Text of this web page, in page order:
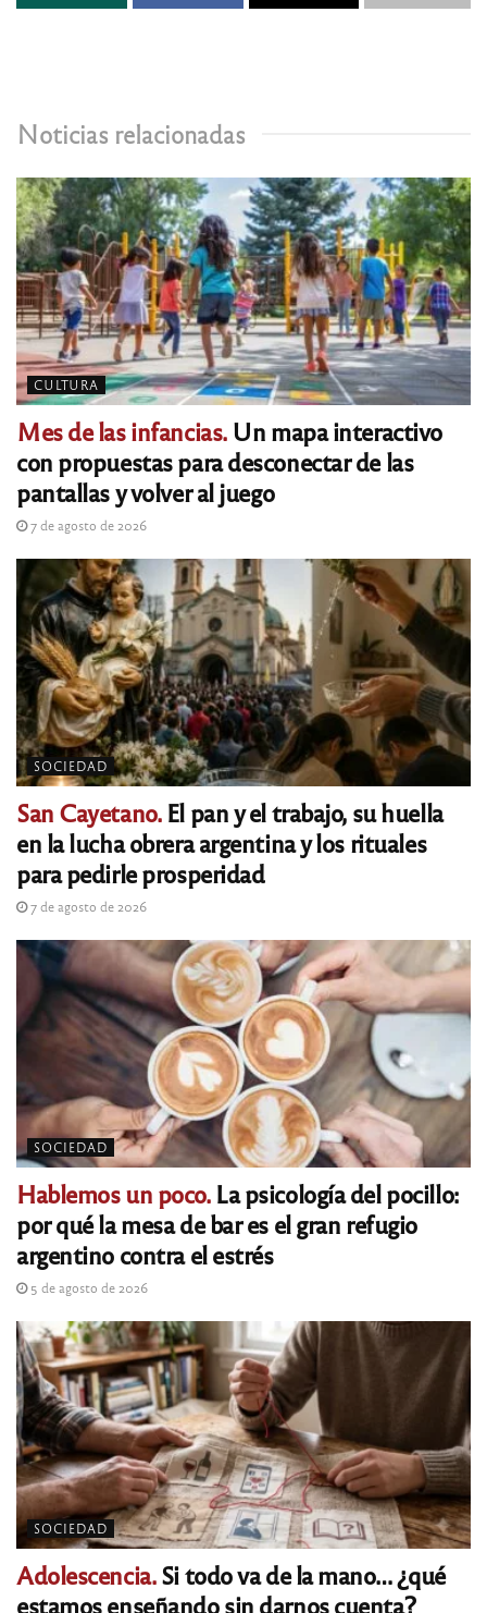
Noticias relacionadas
CULTURA
Mes de las infancias.Un mapa interactivo
con propuestas para desconectar de las
pantallas y volver al juego
7 de agosto de 2026
SOCIEDAD
San Cayetano.El pan y el trabajo, su huella
en la lucha obrera argentina y los rituales
para pedirle prosperidad
7 de agosto de 2026
SOCIEDAD
Hablemos un poco.La psicología del pocillo:
por qué la mesa de bar es el gran refugio
argentino contra el estrés
5 de agosto de 2026
SOCIEDAD
Adolescencia.Si todo va de la mano… ¿qué
estamos enseñando sin darnos cuenta?